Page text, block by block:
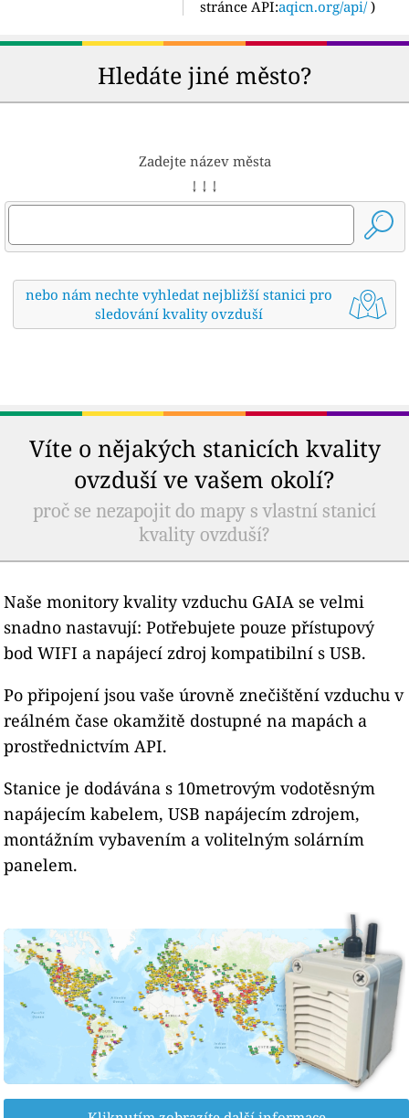
stránce API:aqicn.org/api/ )
Hledáte jiné město?
Zadejte název města
↓ ↓ ↓
nebo nám nechte vyhledat nejbližší stanici pro
sledování kvality ovzduší
Víte o nějakých stanicích kvality
ovzduší ve vašem okolí?
proč se nezapojit do mapy s vlastní stanicí
kvality ovzduší?
Naše monitory kvality vzduchu GAIA se velmi
snadno nastavují: Potřebujete pouze přístupový
bod WIFI a napájecí zdroj kompatibilní s USB.
Po připojení jsou vaše úrovně znečištění vzduchu v
reálném čase okamžitě dostupné na mapách a
prostřednictvím API.
Stanice je dodávána s 10metrovým vodotěsným
napájecím kabelem, USB napájecím zdrojem,
montážním vybavením a volitelným solárním
panelem.